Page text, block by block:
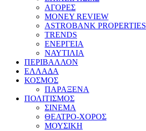
ΑΓΟΡΕΣ
MONEY REVIEW
ASTROBANK PROPERTIES
TRENDS
ΕΝΕΡΓΕΙΑ
ΝΑΥΤΙΛΙΑ
ΠΕΡΙΒΑΛΛΟΝ
ΕΛΛΑΔΑ
ΚΟΣΜΟΣ
ΠΑΡΑΞΕΝΑ
ΠΟΛΙΤΙΣΜΟΣ
ΣΙΝΕΜΑ
ΘΕΑΤΡΟ-ΧΟΡΟΣ
ΜΟΥΣΙΚΗ